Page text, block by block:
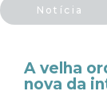
Notícia
A velha
nova da